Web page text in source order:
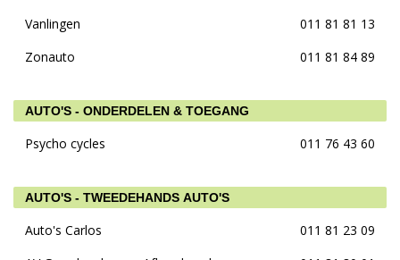
Vanlingen
011 81 81 13
Zonauto
011 81 84 89
AUTO'S - ONDERDELEN & TOEGANG
Psycho cycles 011 76 43 60
AUTO'S - TWEEDEHANDS AUTO'S
Auto's Carlos
011 81 23 09